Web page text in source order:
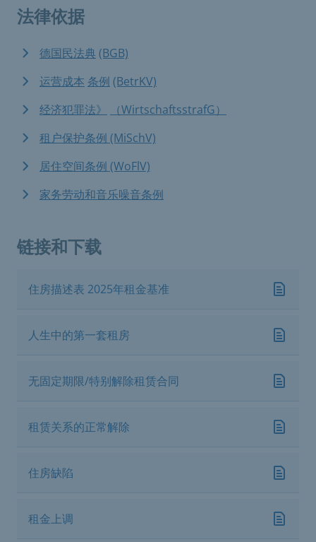
法律依据
德国民法典(BGB)
运营成本 条例 (BetrKV)
经济犯罪法》
（WirtschaftsstrafG）
租户保护条例 (MiSchV)
居住空间条例 (WoFlV)
家务劳动和音乐噪音条例
链接和下载
住房描述表 2025年租金基准
人生中的第一套租房
无固定期限/特别解除租赁合同
租赁关系的正常解除
住房缺陷
租金上调